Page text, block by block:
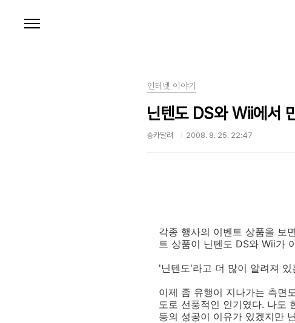
인터넷 이야기
닌텐도 DS와 Wii에서
숑카달려 2008. 8. 25. 22:47
각종 행사의 이벤트 상품을 보
트 상품이 닌텐도 DS와 Wii가
'닌텐도'라고 더 많이 알려져
이제 좀 유행이 지나가는 측면
도로 선풍적인 인기였다. 나도
등의 성공이 이유가 있겠지만